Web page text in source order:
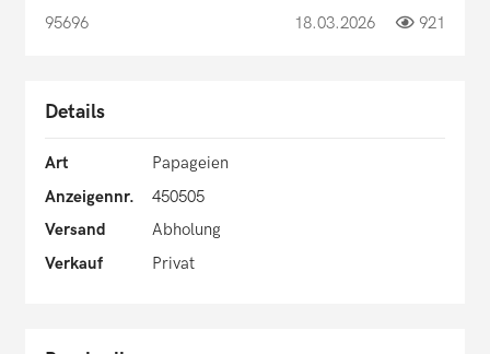
95696 18.03.2026 921
Details
Art
Papageien
Anzeigennr.
450505
Versand
Abholung
Verkauf
Privat